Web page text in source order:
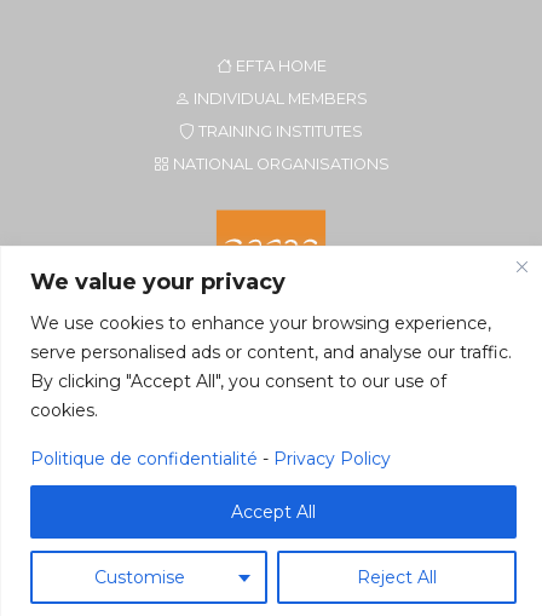
We value your privacy
We use cookies to enhance your browsing experience,
serve personalised ads or content, and analyse our traffic.
By clicking "Accept All", you consent to our use of
cookies.
Politique de confidentialité - Privacy Policy
Customise Reject All
Accept All
EFTA HOME
INDIVIDUAL MEMBERS
TRAINING INSTITUTES
NATIONAL ORGANISATIONS
5590 Ciney, Belgium
Tel. +32 496 22 22 96
©2026 eftacim.org Web tools Pragmacom